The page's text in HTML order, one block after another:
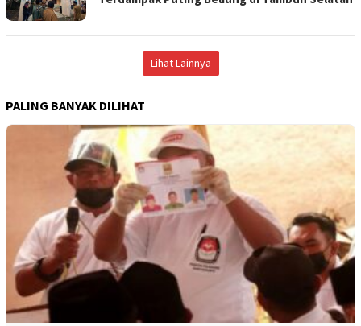
Lihat Lainnya
PALING BANYAK DILIHAT